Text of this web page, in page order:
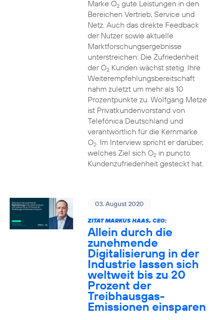
Marke O2gute Leistungen in den
Bereichen Vertrieb, Service und
Netz. Auch das direkte Feedback
der Nutzer sowie aktuelle
Marktforschungsergebnisse
unterstreichen: Die Zufriedenheit
der O2Kunden wächst stetig. Ihre
Weiterempfehlungsbereitschaft
nahm zuletzt um mehr als 10
Prozentpunkte zu. Wolfgang Metze
ist Privatkundenvorstand von
Telefónica Deutschland und
verantwortlich für die Kernmarke
O2. Im Interview spricht er darüber,
welches Ziel sich O2in puncto
Kundenzufriedenheit gesteckt hat.
03. August 2020
ZITAT MARKUS HAAS, CEO:
Allein durch die
zunehmende
Digitalisierung in der
Industrie lassen sich
weltweit bis zu 20
Prozent der
Treibhausgas-
Emissionen einsparen